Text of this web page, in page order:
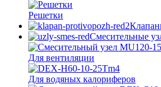
Решетки
Смесительные
Для вентиляции
Для водяных калориферов